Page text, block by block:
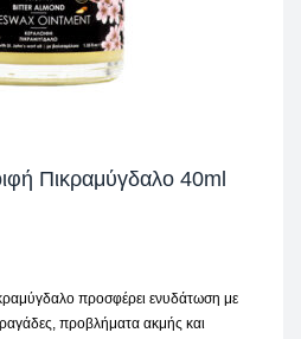
Πικραμύγδαλο 40ml
προσφέρει ενυδάτωση με
προβλήματα ακμής και